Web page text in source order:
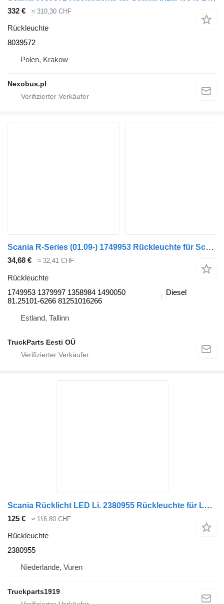
332 € ≈ 310,30 CHF
Rückleuchte
8039572
Polen, Krakow
Nexobus.pl
Scania R-Series (01.09-) 1749953 Rückleuchte für Scania P,G,R,T-series (2004-2017) Sattelzugmaschine
34,68 € ≈ 32,41 CHF
Rückleuchte
1749953 1379997 1358984 1490050
81.25101-6266 81251016266
Diesel
Estland, Tallinn
TruckParts Eesti OÜ
Scania Rücklicht LED Li. 2380955 Rückleuchte für LKW
125 € ≈ 116,80 CHF
Rückleuchte
2380955
Niederlande, Vuren
Truckparts1919